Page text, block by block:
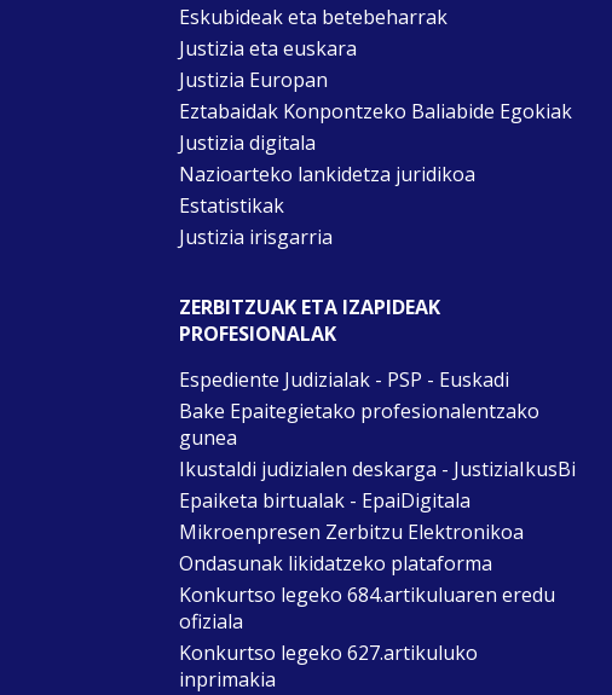
Eskubideak eta betebeharrak
Justizia eta euskara
Justizia Europan
Eztabaidak Konpontzeko Baliabide Egokiak
Justizia digitala
Nazioarteko lankidetza juridikoa
Estatistikak
Justizia irisgarria
ZERBITZUAK ETA IZAPIDEAK
PROFESIONALAK
Espediente Judizialak - PSP - Euskadi
Bake Epaitegietako profesionalentzako
gunea
Ikustaldi judizialen deskarga - JustiziaIkusBi
Epaiketa birtualak - EpaiDigitala
Mikroenpresen Zerbitzu Elektronikoa
Ondasunak likidatzeko plataforma
Konkurtso legeko 684.artikuluaren eredu
ofiziala
Konkurtso legeko 627.artikuluko
inprimakia